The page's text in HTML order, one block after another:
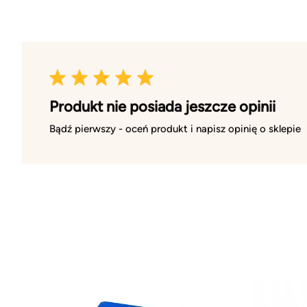
Produkt nie posiada jeszcze opinii
Bądź pierwszy - oceń produkt i napisz opinię o sklepie